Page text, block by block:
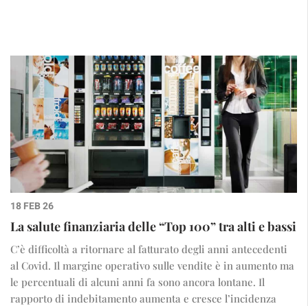
18 FEB 26
La salute finanziaria delle “Top 100” tra alti e bassi
C’è difficoltà a ritornare al fatturato degli anni antecedenti
al Covid. Il margine operativo sulle vendite è in aumento ma
le percentuali di alcuni anni fa sono ancora lontane. Il
rapporto di indebitamento aumenta e cresce l’incidenza